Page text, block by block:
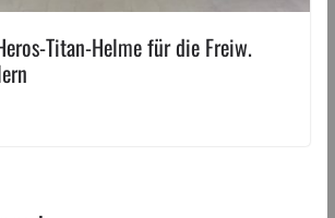
Titan-Helme für die Freiw.